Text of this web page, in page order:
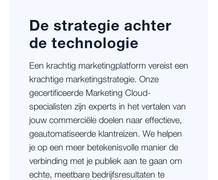
De strategie achter
de technologie
Een krachtig marketingplatform vereist een
krachtige marketingstrategie. Onze
gecertificeerde Marketing Cloud-
specialisten zijn experts in het vertalen van
jouw commerciële doelen naar effectieve,
geautomatiseerde klantreizen. We helpen
je op een meer betekenisvolle manier de
verbinding met je publiek aan te gaan om
echte, meetbare bedrijfsresultaten te